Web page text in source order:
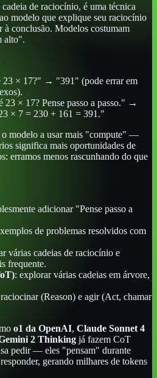
de raciocínio, é uma técnica
modelo que explique seu raciocínio
à conclusão. Modelos costumam
alto".
23 × 17?" → "391" (pode errar em
23 × 17? Pense passo a passo." →
× 7 = 230 + 161 = 391."
modelo a usar mais "compute" —
significa mais oportunidades de
erramos menos rascunhando do que
adicionar "Pense passo a
de problemas resolvidos com
várias cadeias de raciocínio e
frequente.
: explorar várias cadeias em árvore,
(Reason) e agir (Act, chamar
o1 da OpenAI, Claude Sonnet 4
2 Thinking já fazem CoT
pedir — eles "pensam" durante
gerando milhares de tokens